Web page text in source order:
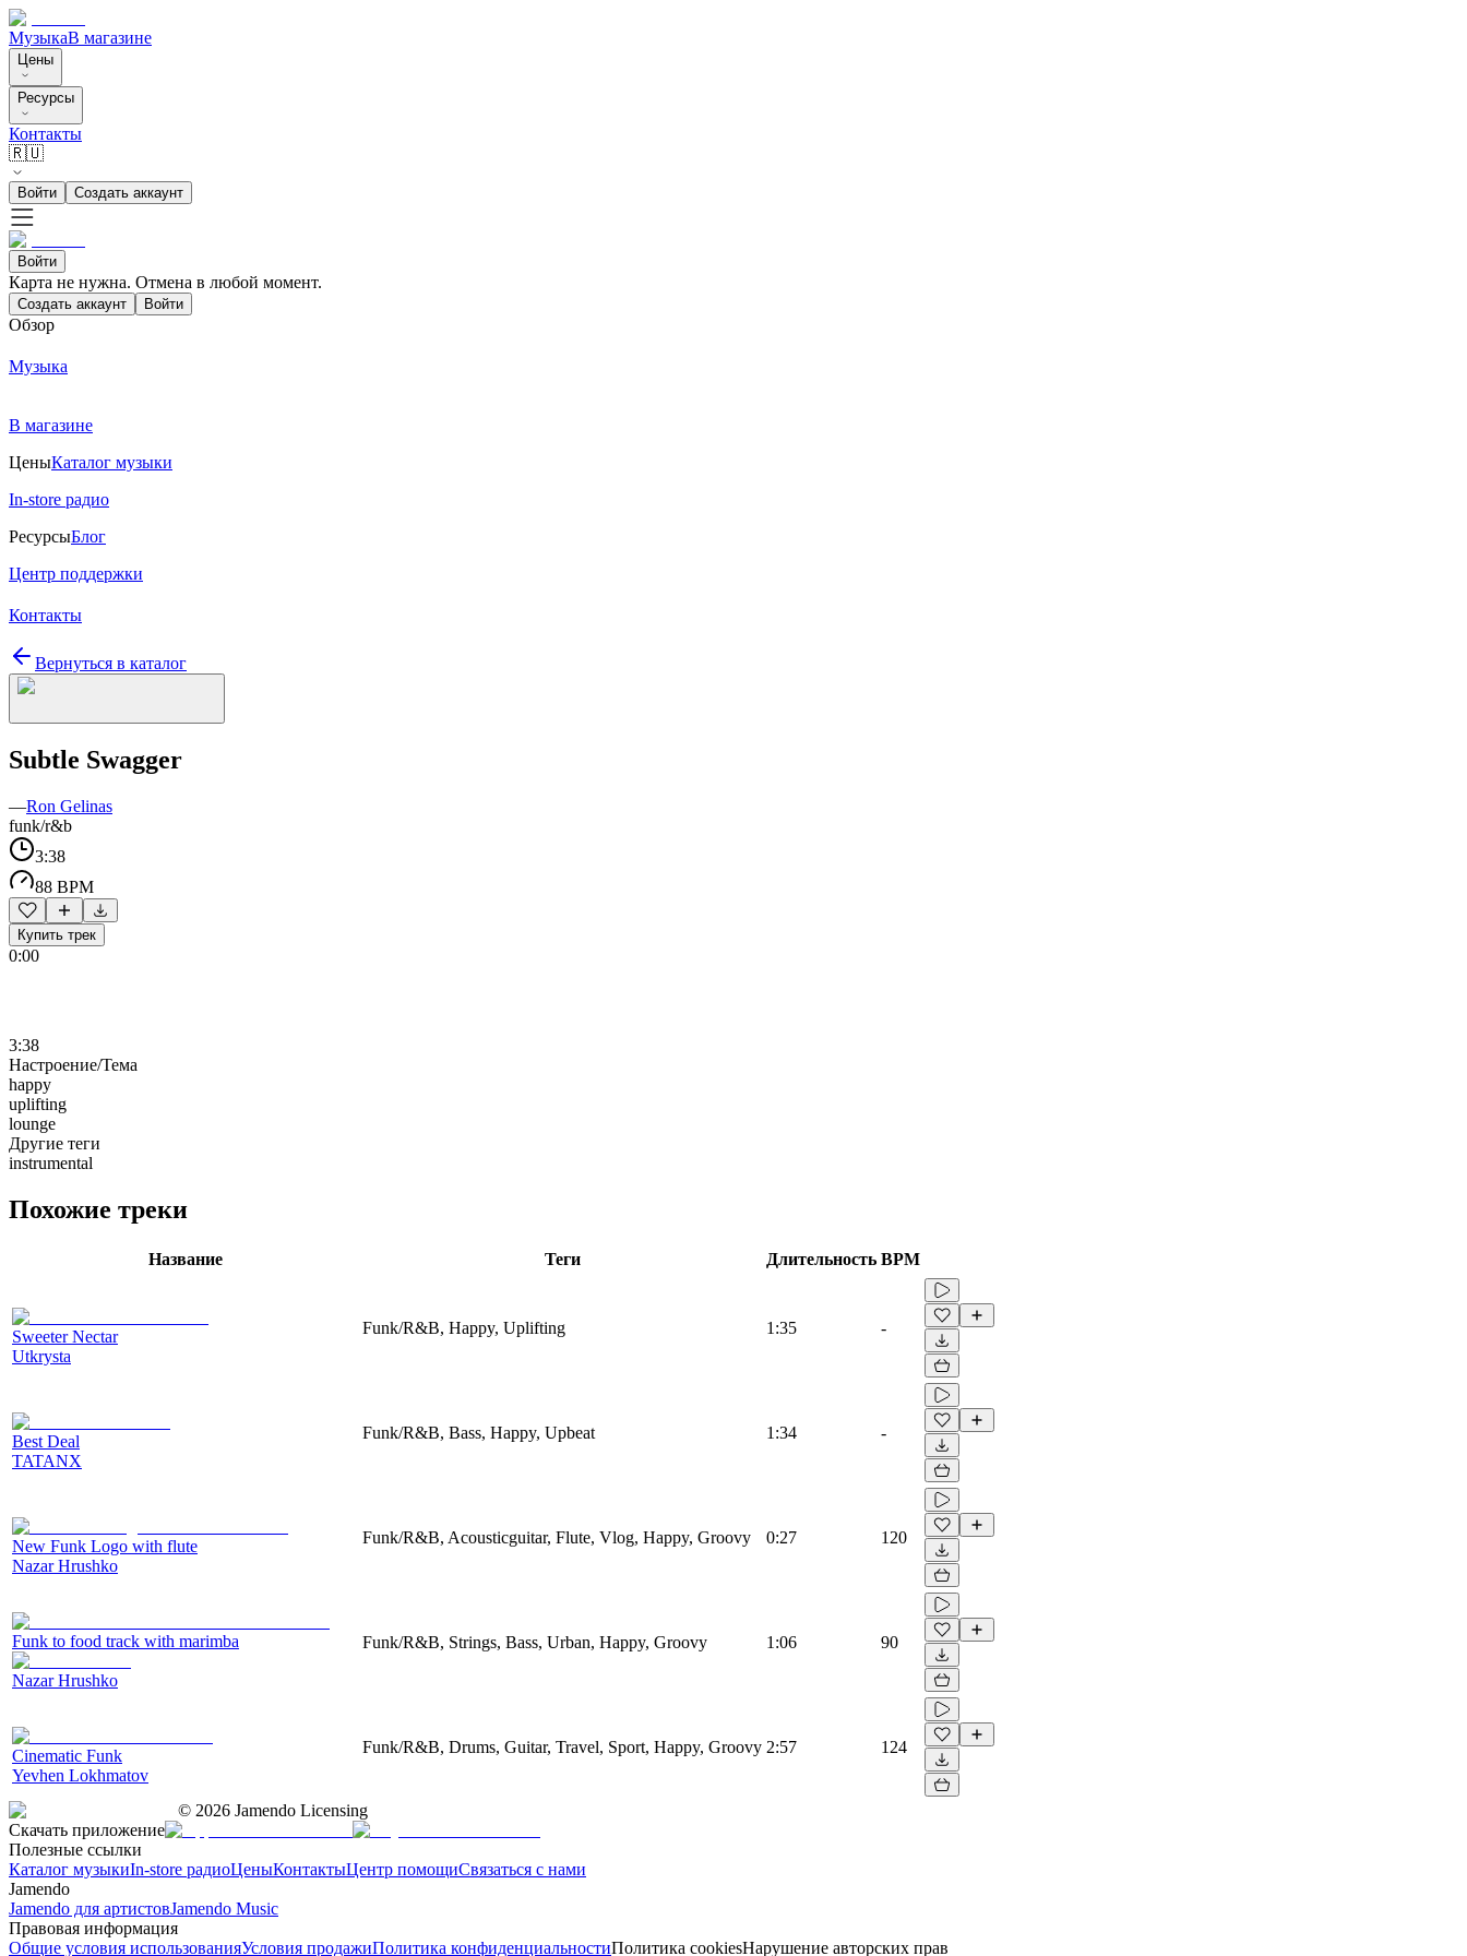
МузыкаВ магазине
Цены
Ресурсы
Контакты
🇷🇺
Войти Создать аккаунт
Войти
Карта не нужна. Отмена в любой момент.
Создать аккаунт Войти
Обзор
Музыка
В магазине
ЦеныКаталог музыки
In-store радио
РесурсыБлог
Центр поддержки
Контакты
Вернуться в каталог
Subtle Swagger
—Ron Gelinas
funk/r&b
3:38
88 BPM
Купить трек
0:00
3:38
Настроение/Тема
happy
uplifting
lounge
Другие теги
instrumental
Похожие треки
Название Теги Длительность BPM
Sweeter Nectar
Utkrysta
Funk/R&B, Happy, Uplifting 1:35 -
Best Deal
TATANX
Funk/R&B, Bass, Happy, Upbeat 1:34 -
New Funk Logo with flute
Nazar Hrushko
Funk/R&B, Acousticguitar, Flute, Vlog, Happy, Groovy 0:27 120
Funk to food track with marimba
Nazar Hrushko
Funk/R&B, Strings, Bass, Urban, Happy, Groovy 1:06 90
Cinematic Funk
Yevhen Lokhmatov
Funk/R&B, Drums, Guitar, Travel, Sport, Happy, Groovy 2:57 124
© 2026 Jamendo Licensing
Скачать приложение
Полезные ссылки
Каталог музыкиIn-store радиоЦеныКонтактыЦентр помощиСвязаться с нами
Jamendo
Jamendo для артистовJamendo Music
Правовая информация
Общие условия использованияУсловия продажиПолитика конфиденциальностиПолитика cookiesНарушение авторских прав